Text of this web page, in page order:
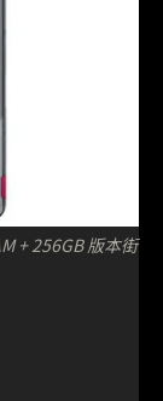
+ 256GB 版本街